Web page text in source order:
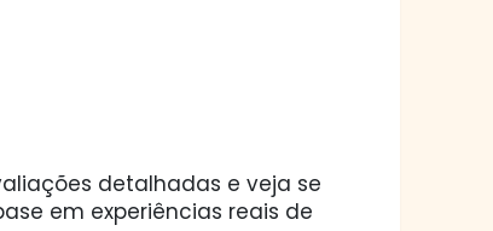
detalhadas e veja se
em experiências reais de